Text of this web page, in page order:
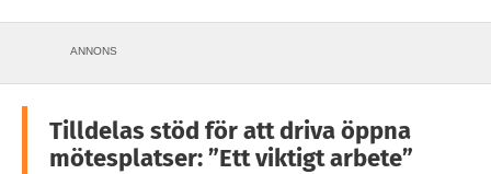
ANNONS
Tilldelas stöd för att driva öppna
mötesplatser: ”Ett viktigt arbete”